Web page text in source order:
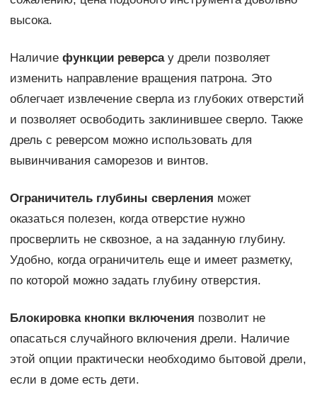
высока.
Наличие функции реверсау дрели позволяет
изменить направление вращения патрона. Это
облегчает извлечение сверла из глубоких отверстий
и позволяет освободить заклинившее сверло. Также
дрель с реверсом можно использовать для
вывинчивания саморезов и винтов.
Ограничитель глубины сверления может
оказаться полезен, когда отверстие нужно
просверлить не сквозное, а на заданную глубину.
Удобно, когда ограничитель еще и имеет разметку,
по которой можно задать глубину отверстия.
Блокировка кнопки включения позволит не
опасаться случайного включения дрели. Наличие
этой опции практически необходимо бытовой дрели,
если в доме есть дети.